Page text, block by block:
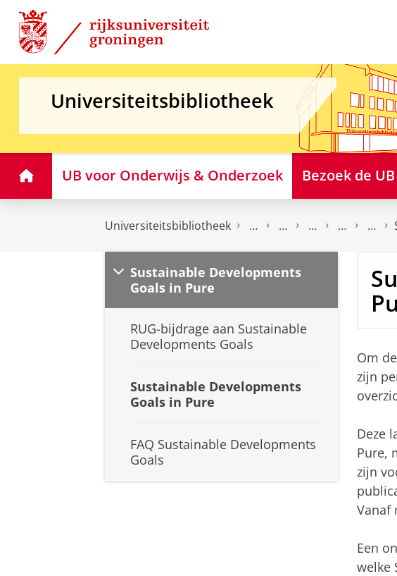
Skip
Content
Skip
Navigation
Universiteitsbibliotheek
HomeUB voor Onderwijs & Onderzoek Bezoek de UB
Universiteitsbibliotheek
Sustainable Developments
Goals in Pure
RUG-bijdrage aan Sustainable
Developments Goals
Sustainable Developments
Goals in Pure
FAQ Sustainable Developments
Goals
Om
zijn
Deze
Pure,
zijn
Vanaf
Een
welke